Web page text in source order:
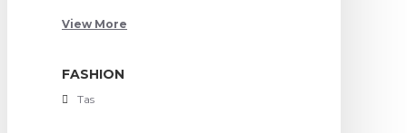
View More
FASHION
Tas